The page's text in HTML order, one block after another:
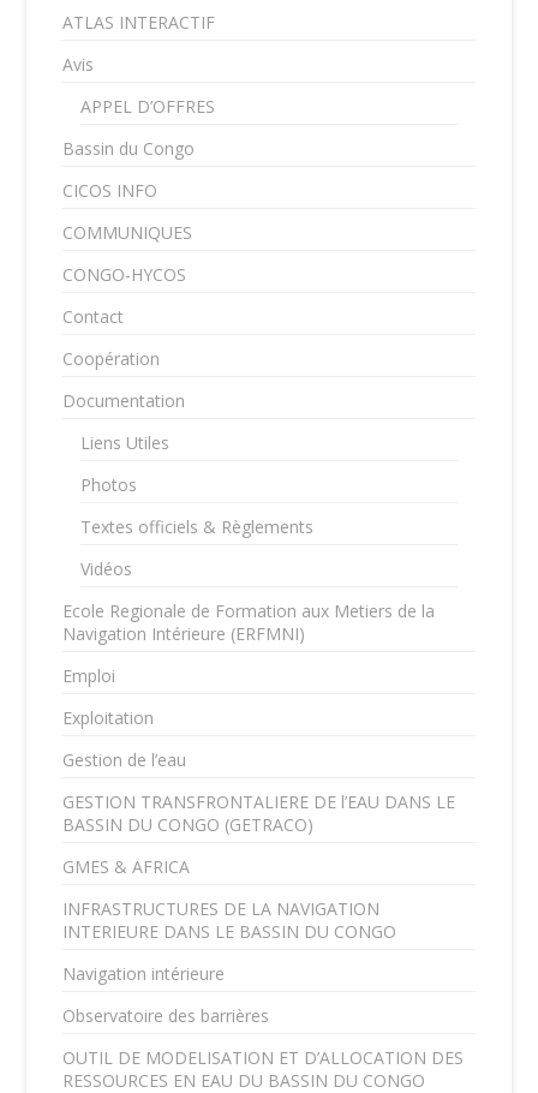
ATLAS INTERACTIF
Avis
APPEL D’OFFRES
Bassin du Congo
CICOS INFO
COMMUNIQUES
CONGO-HYCOS
Contact
Coopération
Documentation
Liens Utiles
Photos
Textes officiels & Règlements
Vidéos
Ecole Regionale de Formation aux Metiers de la
Navigation Intérieure (ERFMNI)
Emploi
Exploitation
Gestion de l’eau
GESTION TRANSFRONTALIERE DE l’EAU DANS LE
BASSIN DU CONGO (GETRACO)
GMES & AFRICA
INFRASTRUCTURES DE LA NAVIGATION
INTERIEURE DANS LE BASSIN DU CONGO
Navigation intérieure
Observatoire des barrières
OUTIL DE MODELISATION ET D’ALLOCATION DES
RESSOURCES EN EAU DU BASSIN DU CONGO